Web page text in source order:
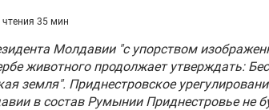
чтения 35 мин
Молдавии "с упорством
животного продолжает утверждать:
земля". Приднестровское
в состав Румынии Приднестровье не